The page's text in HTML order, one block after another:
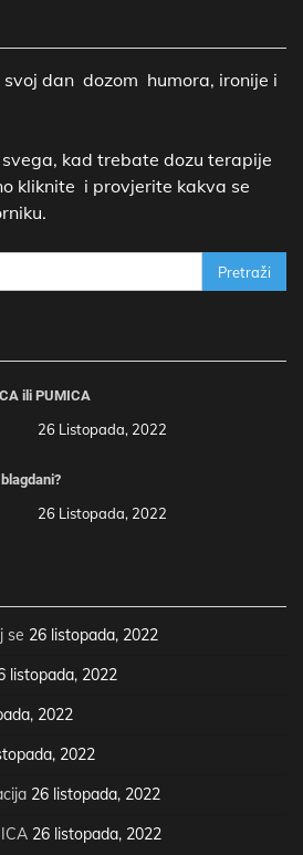
svoj dan dozom humora, ironije i
kad trebate dozu terapije
kliknite i provjerite kakva se
ili PUMICA
26 Listopada, 2022
26 Listopada, 2022
se 26 listopada, 2022
listopada, 2022
2022
2022
26 listopada, 2022
26 listopada, 2022